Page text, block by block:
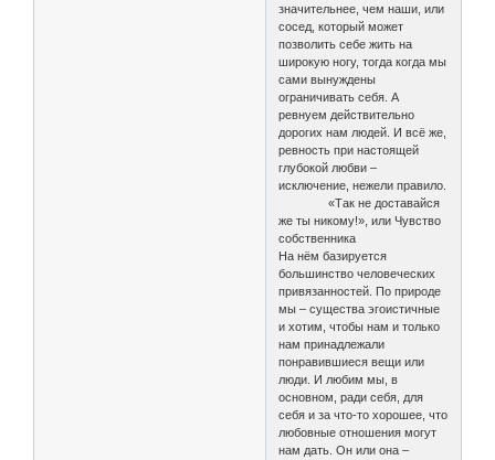
значительнее, чем наши, или
сосед, который может
позволить себе жить на
широкую ногу, тогда когда мы
сами вынуждены
ограничивать себя. А
ревнуем действительно
дорогих нам людей. И всё же,
ревность при настоящей
глубокой любви –
исключение, нежели правило.
«Так не доставайся
же ты никому!», или Чувство
собственника
На нём базируется
большинство человеческих
привязанностей. По природе
мы – существа эгоистичные
и хотим, чтобы нам и только
нам принадлежали
понравившиеся вещи или
люди. И любим мы, в
основном, ради себя, для
себя и за что-то хорошее, что
любовные отношения могут
нам дать. Он или она –